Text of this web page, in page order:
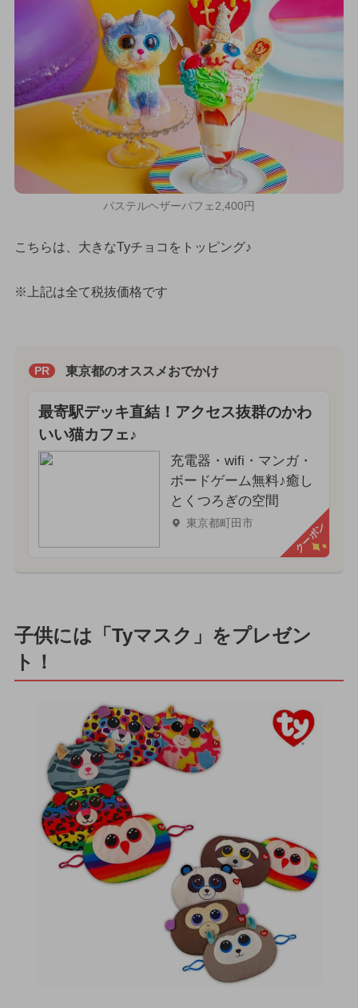
パステルヘザーパフェ2,400円
こちらは、大きなTyチョコをトッピング♪
※上記は全て税抜価格です
PR 東京都のオススメおでかけ
最寄駅デッキ直結！アクセス抜群のかわ
いい猫カフェ♪
充電器・wifi・マンガ・
ボードゲーム無料♪癒し
とくつろぎの空間
東京都町田市 クーポン
子供には「Tyマスク」をプレゼン
ト！